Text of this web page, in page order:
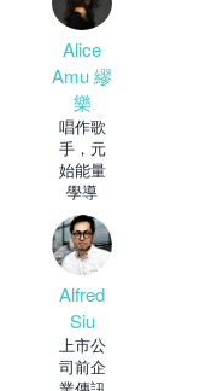
Alice
Amu 繆
樂
唱作歌
手，元
始能量
學導
師，靈
異道網
台主
持。眾
Alfred
Siu
上市公
司前企